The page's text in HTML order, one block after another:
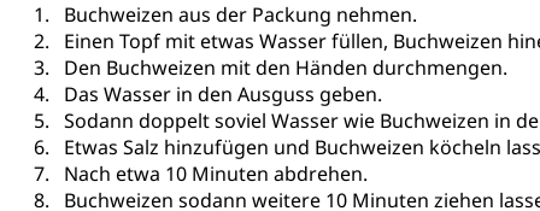
Buchweizen aus der Packung nehmen.
Einen Topf mit etwas Wasser füllen, Buchweizen
Den Buchweizen mit den Händen durchmengen.
Das Wasser in den Ausguss geben.
Sodann doppelt soviel Wasser wie Buchweizen in
Etwas Salz hinzufügen und Buchweizen köcheln
Nach etwa 10 Minuten abdrehen.
Buchweizen sodann weitere 10 Minuten ziehen